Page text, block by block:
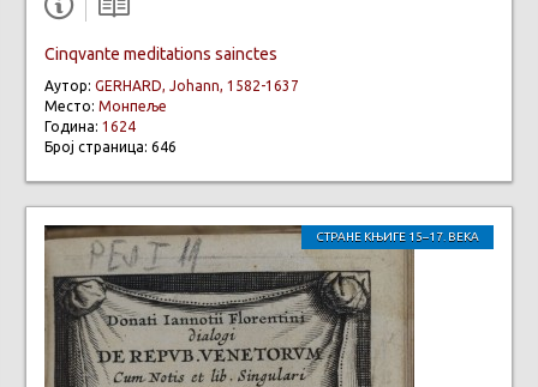
Cinqvante meditations sainctes
Аутор: GERHARD, Johann, 1582-1637
Место: Монпеље
Година: 1624
Број страница: 646
СТРАНЕ КЊИГЕ 15–17. ВЕКА